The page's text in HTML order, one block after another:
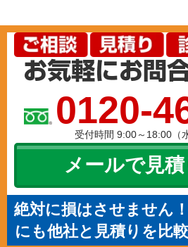
0120-
受付時間 9:00～18:00（
メールで見
絶対に損はさせません
にも他社と見積りを比